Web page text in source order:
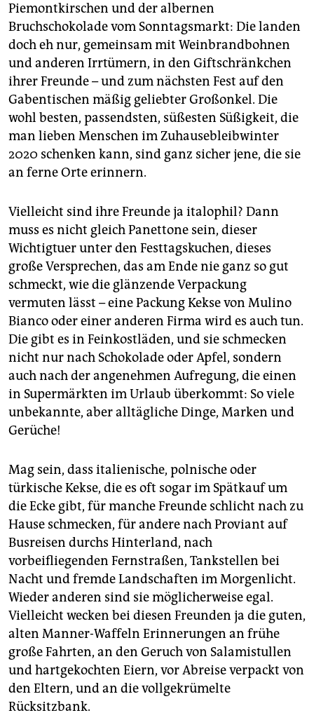
Piemontkirschen und der albernen
Bruchschokolade vom Sonntagsmarkt: Die landen
doch eh nur, gemeinsam mit Weinbrandbohnen
und anderen Irrtümern, in den Giftschränkchen
ihrer Freunde – und zum nächsten Fest auf den
Gabentischen mäßig geliebter Großonkel. Die
wohl besten, passendsten, süßesten Süßigkeit, die
man lieben Menschen im Zuhausebleibwinter
2020 schenken kann, sind ganz sicher jene, die sie
an ferne Orte erinnern.
Vielleicht sind ihre Freunde ja italophil? Dann
muss es nicht gleich Panettone sein, dieser
Wichtigtuer unter den Festtagskuchen, dieses
große Versprechen, das am Ende nie ganz so gut
schmeckt, wie die glänzende Verpackung
vermuten lässt – eine Packung Kekse von Mulino
Bianco oder einer anderen Firma wird es auch tun.
Die gibt es in Feinkostläden, und sie schmecken
nicht nur nach Schokolade oder Apfel, sondern
auch nach der angenehmen Aufregung, die einen
in Supermärkten im Urlaub überkommt: So viele
unbekannte, aber alltägliche Dinge, Marken und
Gerüche!
Mag sein, dass italienische, polnische oder
türkische Kekse, die es oft sogar im Spätkauf um
die Ecke gibt, für manche Freunde schlicht nach zu
Hause schmecken, für andere nach Proviant auf
Busreisen durchs Hinterland, nach
vorbeifliegenden Fernstraßen, Tankstellen bei
Nacht und fremde Landschaften im Morgenlicht.
Wieder anderen sind sie möglicherweise egal.
Vielleicht wecken bei diesen Freunden ja die guten,
alten Manner-Waffeln Erinnerungen an frühe
große Fahrten, an den Geruch von Salamistullen
und hartgekochten Eiern, vor Abreise verpackt von
den Eltern, und an die vollge­krümelte
Rücksitzbank.